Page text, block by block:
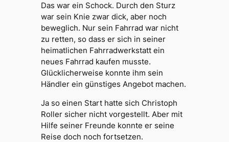
Das war ein Schock. Durch den Sturz
war sein Knie zwar dick, aber noch
beweglich. Nur sein Fahrrad war nicht
zu retten, so dass er sich in seiner
heimatlichen Fahrradwerkstatt ein
neues Fahrrad kaufen musste.
Glücklicherweise konnte ihm sein
Händler ein günstiges Angebot machen.
Ja so einen Start hatte sich Christoph
Roller sicher nicht vorgestellt. Aber mit
Hilfe seiner Freunde konnte er seine
Reise doch noch fortsetzen.